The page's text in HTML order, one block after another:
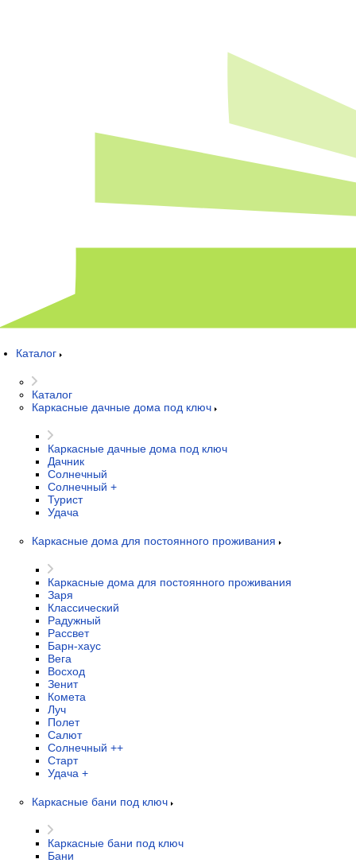
Каталог
Каталог
Каркасные дачные дома под ключ
Каркасные дачные дома под ключ
Дачник
Солнечный
Солнечный +
Турист
Удача
Каркасные дома для постоянного проживания
Каркасные дома для постоянного проживания
Заря
Классический
Радужный
Рассвет
Барн-хаус
Вега
Восход
Зенит
Комета
Луч
Полет
Салют
Солнечный ++
Старт
Удача +
Каркасные бани под ключ
Каркасные бани под ключ
Бани